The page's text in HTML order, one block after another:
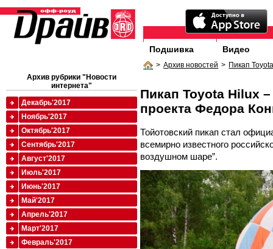
Подшивка Видео
> Архив новостей > Пикап
Пикап Toyota Hilux
проекта Федора
Тойотовский пикап стал
всемирно известного
воздушном шаре”.
Архив рубрики "Новости
интернета"
Декабрь'2017
Ноябрь'2017
Октябрь'2017
Сентябрь'2017
Август'2017
Июль'2017
Июнь'2017
Май'2017
Апрель'2017
Март'2017
Февраль'2017